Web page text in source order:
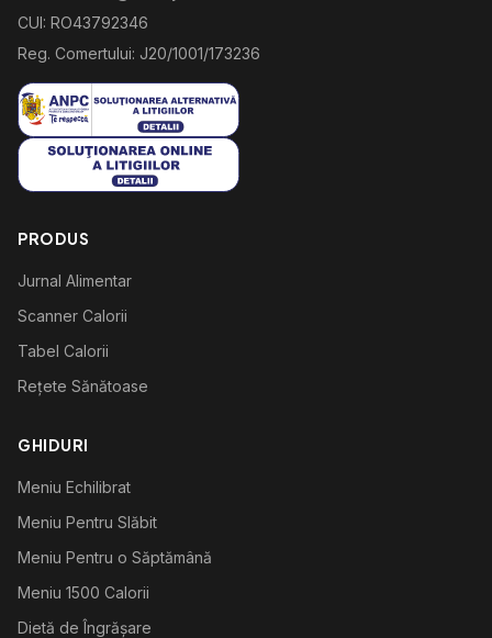
CUI: RO43792346
Reg. Comertului: J20/1001/173236
PRODUS
Jurnal Alimentar
Scanner Calorii
Tabel Calorii
Rețete Sănătoase
GHIDURI
Meniu Echilibrat
Meniu Pentru Slăbit
Meniu Pentru o Săptămână
Meniu 1500 Calorii
Dietă de Îngrășare